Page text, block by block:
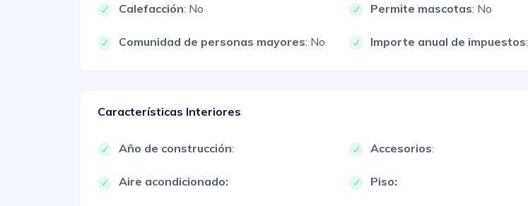
Calefacción: No Permite mascotas: No
Comunidad de personas mayores: No Importe anual de impuestos:
Características Interiores
Año de construcción: Accesorios:
Aire acondicionado: Piso: